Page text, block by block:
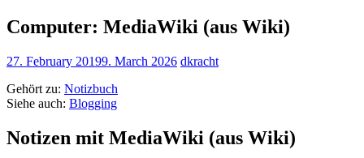
Computer: MediaWiki (aus Wiki)
27. February 20199. March 2026 dkracht
Gehört zu: Notizbuch
Siehe auch: Blogging
Notizen mit MediaWiki (aus Wiki)